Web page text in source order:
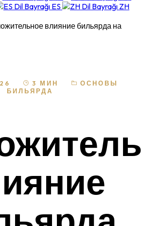
ES
ZH
влияние бильярда на
3 МИН
ОСНОВЫ
БИЛЬЯРДА